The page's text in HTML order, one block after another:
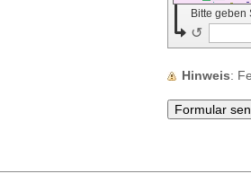
Bitte
↺
Hinweis :